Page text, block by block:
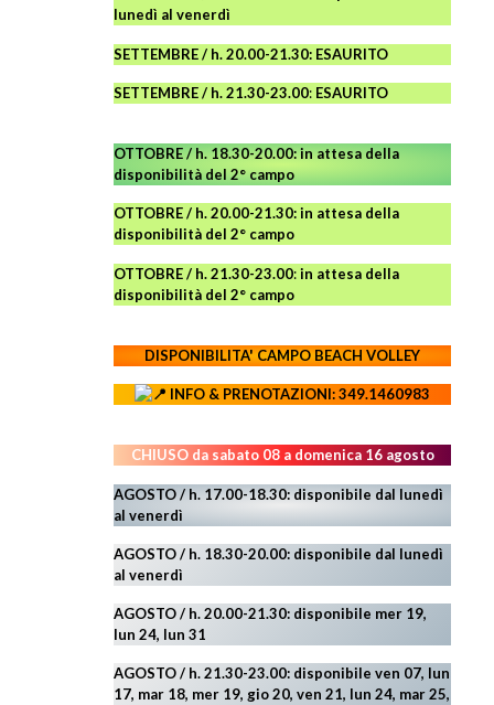
lunedì al venerdì
SETTEMBRE / h. 20.00-21.30: ESAURITO
SETTEMBRE / h. 21.30-23.00: ESAURITO
OTTOBRE / h. 18.30-20.00:in attesa della
disponibilità del 2° campo
OTTOBRE / h. 20.00-21.30:in attesa della
disponibilità del 2° campo
OTTOBRE / h. 21.30-23.00:in attesa della
disponibilità del 2° campo
DISPONIBILITA' CAMPOBEACH VOLLEY
INFO & PRENOTAZIONI: 349.1460983
CHIUSO da sabato 08 a domenica 16 agosto
AGOSTO / h. 17.00-18.30: disponibile dal lunedì
al venerdì
AGOSTO/ h. 18.30-20.00: disponibile dal lunedì
al venerdì
AGOSTO / h. 20.00-21.30: disponibile mer 19,
lun 24, lun 31
AGOSTO/ h. 21.30-23.00: disponibile ven 07, lun
17, mar 18, mer 19, gio 20, ven 21, lun 24, mar 25,